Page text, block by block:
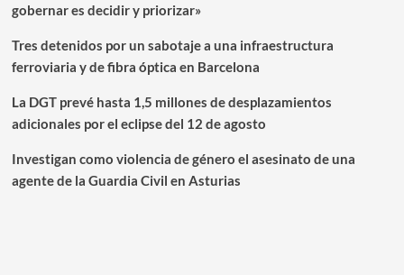
gobernar es decidir y priorizar»
Tres detenidos por un sabotaje a una infraestructura
ferroviaria y de fibra óptica en Barcelona
La DGT prevé hasta 1,5 millones de desplazamientos
adicionales por el eclipse del 12 de agosto
Investigan como violencia de género el asesinato de una
agente de la Guardia Civil en Asturias